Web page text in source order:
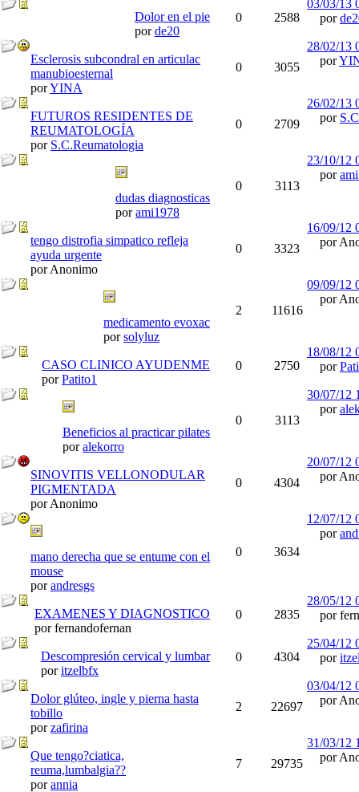
Dolor en el pie
porde20
0 2588
03/03/13
por
Esclerosis subcondral en articulac
manubioesternal
porYINA
0 3055
28/02/13
por
FUTUROS RESIDENTES DE
REUMATOLOGÍA
por S.C.Reumatologia
0 2709
26/02/13
por
dudas diagnosticas
porami1978
0 3113
23/10/12
por
tengo distrofia simpatico refleja
ayuda urgente
por Anonimo
0 3323
16/09/12
por
medicamento evoxac
porsolyluz
2 11616
09/09/12
por
CASO CLINICO AYUDENME
porPatito1
0 2750
18/08/12
por
Beneficios al practicar pilates
poralekorro
0 3113
30/07/12
por
SINOVITIS VELLONODULAR
PIGMENTADA
por Anonimo
0 4304
20/07/12
por
mano derecha que se entume con el
mouse
porandresgs
0 3634
12/07/12
por
EXAMENES Y DIAGNOSTICO
por fernandofernan
0 2835
28/05/12
por
Descompresión cervical y lumbar
poritzelbfx
0 4304
25/04/12
por
Dolor glúteo, ingle y pierna hasta
tobillo
porzafirina
2 22697
03/04/12
por
Que tengo?ciatica,
reuma,lumbalgia??
porannia
7 29735
31/03/12
por